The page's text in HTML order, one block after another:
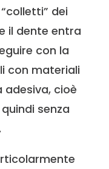
dei
il dente entra
con la
con materiali
cioè
senza